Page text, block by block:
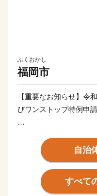
ふくおかし
福岡市
【重要なお知らせ】令
びワンストップ特例申
「寄附金受領証および
て、以下の通りご連絡
■寄附金受領証明書につ
自治
すべて